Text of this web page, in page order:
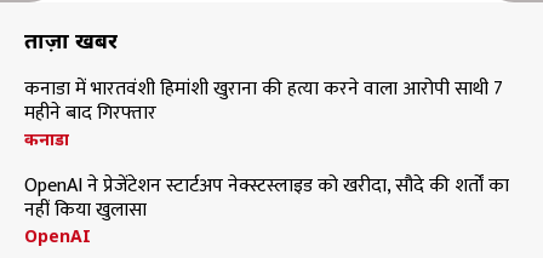
ताज़ा खबरें
कनाडा में भारतवंशी हिमांशी खुराना की हत्या करने वाला आरोपी साथी 7
महीने बाद गिरफ्तार
कनाडा
OpenAI ने प्रेजेंटेशन स्टार्टअप नेक्स्टस्लाइड को खरीदा, सौदे की शर्तों का
नहीं किया खुलासा
OpenAI